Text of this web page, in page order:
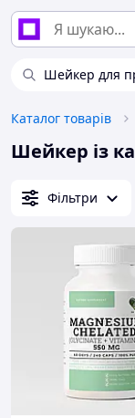
Шейкер для
Каталог товарів
Шейкер із
Фільтри